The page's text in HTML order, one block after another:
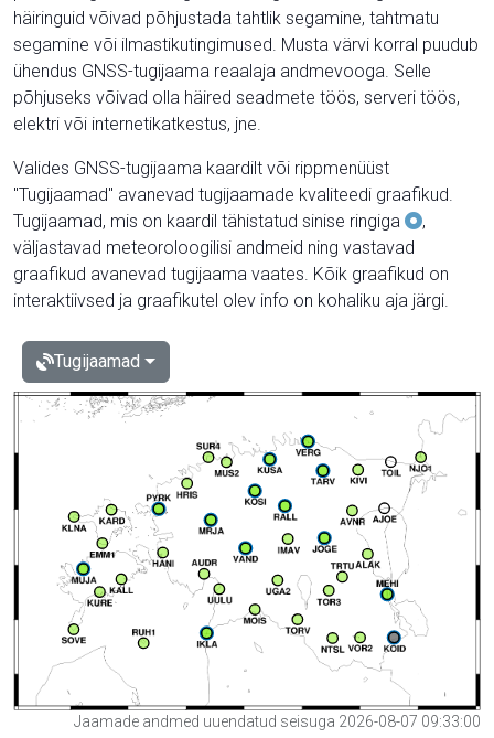
häiringuid võivad põhjustada tahtlik segamine, tahtmatu
segamine või ilmastikutingimused. Musta värvi korral puudub
ühendus GNSS-tugijaama reaalaja andmevooga. Selle
põhjuseks võivad olla häired seadmete töös, serveri töös,
elektri või internetikatkestus, jne.
Valides GNSS-tugijaama kaardilt või rippmenüüst
"Tugijaamad" avanevad tugijaamade kvaliteedi graafikud.
Tugijaamad, mis on kaardil tähistatud sinise ringiga
,
väljastavad meteoroloogilisi andmeid ning vastavad
graafikud avanevad tugijaama vaates. Kõik graafikud on
interaktiivsed ja graafikutel olev info on kohaliku aja järgi.
Tugijaamad
Jaamade andmed uuendatud seisuga 2026-08-07 09:33:00